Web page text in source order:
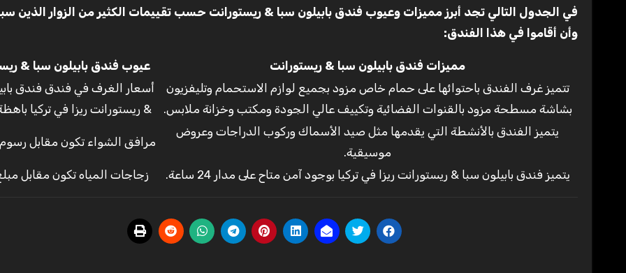
في الجدول التالي تجد أبرز مميزات وعيوب فندق بابيلون سبا & ريستورانت حسب تقييمات الكثير من الزوار الذين
وأن أقاموا في هذا الفندق:
مميزات فندق بابيلون سبا & ريستورانت
عيوب فندق بابيلون سبا &
تتميز غرف الفندق باحتوائها على حمام خاص مزود بجميع لوازم الاستحمام وتليفزيون
بشاشة مسطحة مزود بالقنوات الفضائية وتكييف عالي الجودة ومكتب وخزانة ملابس.
أسعار الغرف في فندق فندق
& ريستورانت ريزا في تركيا
يتميز الفندق بالأنشطة التي يقدمها مثل صيد الأسماك وركوب الدراجات وعروض
موسيقية.
مرافق الشواء تكون مقابل
يتميز فندق بابيلون سبا & ريستورانت ريزا في تركيا بوجود آمن متاح على مدار 24 ساعة. زجاجات المياه تكون مقابل